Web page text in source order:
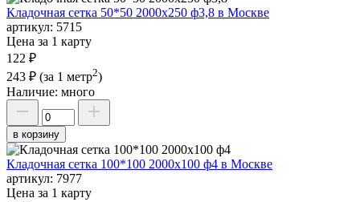
Кладочная сетка 50*50 2000х250 ф3,8 в Москве
артикул: 5715
Цена за 1 карту
122 ₽
243 ₽ (за 1 метр2)
Наличие: много
в корзину
Кладочная сетка 100*100 2000х100 ф4 в Москве
артикул: 7977
Цена за 1 карту